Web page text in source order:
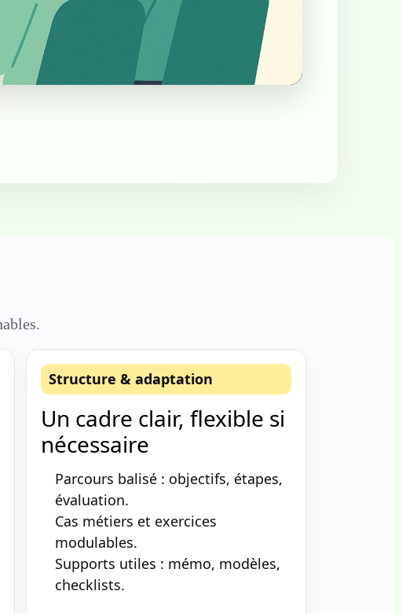
Structure & adaptation
Un cadre clair, flexible si
nécessaire
Parcours balisé : objectifs, étapes,
évaluation.
Cas métiers et exercices
modulables.
Supports utiles : mémo, modèles,
checklists.